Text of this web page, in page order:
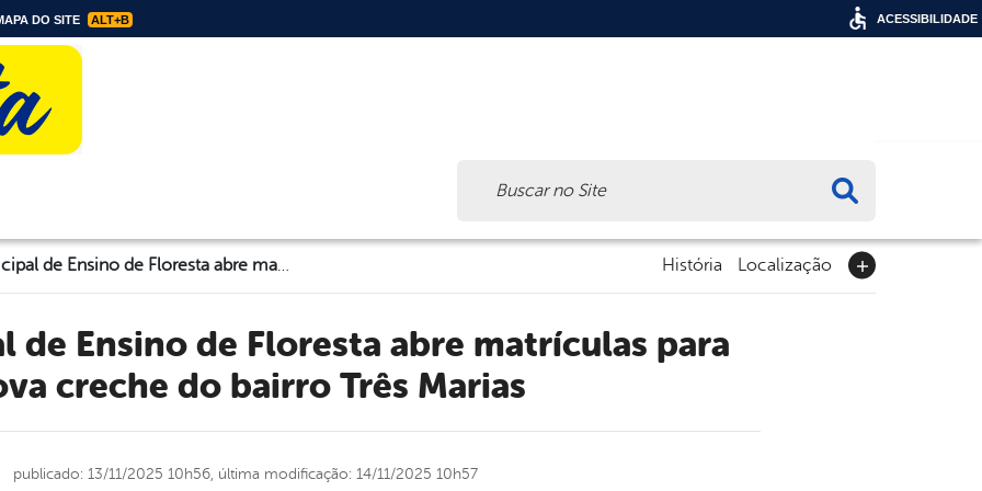
DO SITE ALT+B
Rede Municipal de Ensino de Floresta abre matrículas para nova creche do bairro Três Marias História Localização
creche do bairro Três Marias
publicado: 13/11/2025 10h56, última modificação: 14/11/2025 10h57
ACESSIBILIDADE